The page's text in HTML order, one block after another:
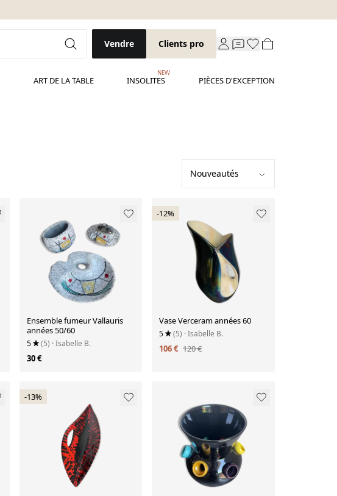
Vendre Clients pro
ART DE LA TABLE INSOLITES
NEW
PIÈCES D'EXCEPTION
Ensemble fumeur Vallauris
années 50/60
5 (5) · Isabelle B.
30 €
-12%
Vase Verceram années 60
5 (5) · Isabelle B.
106 € 120 €
-13%